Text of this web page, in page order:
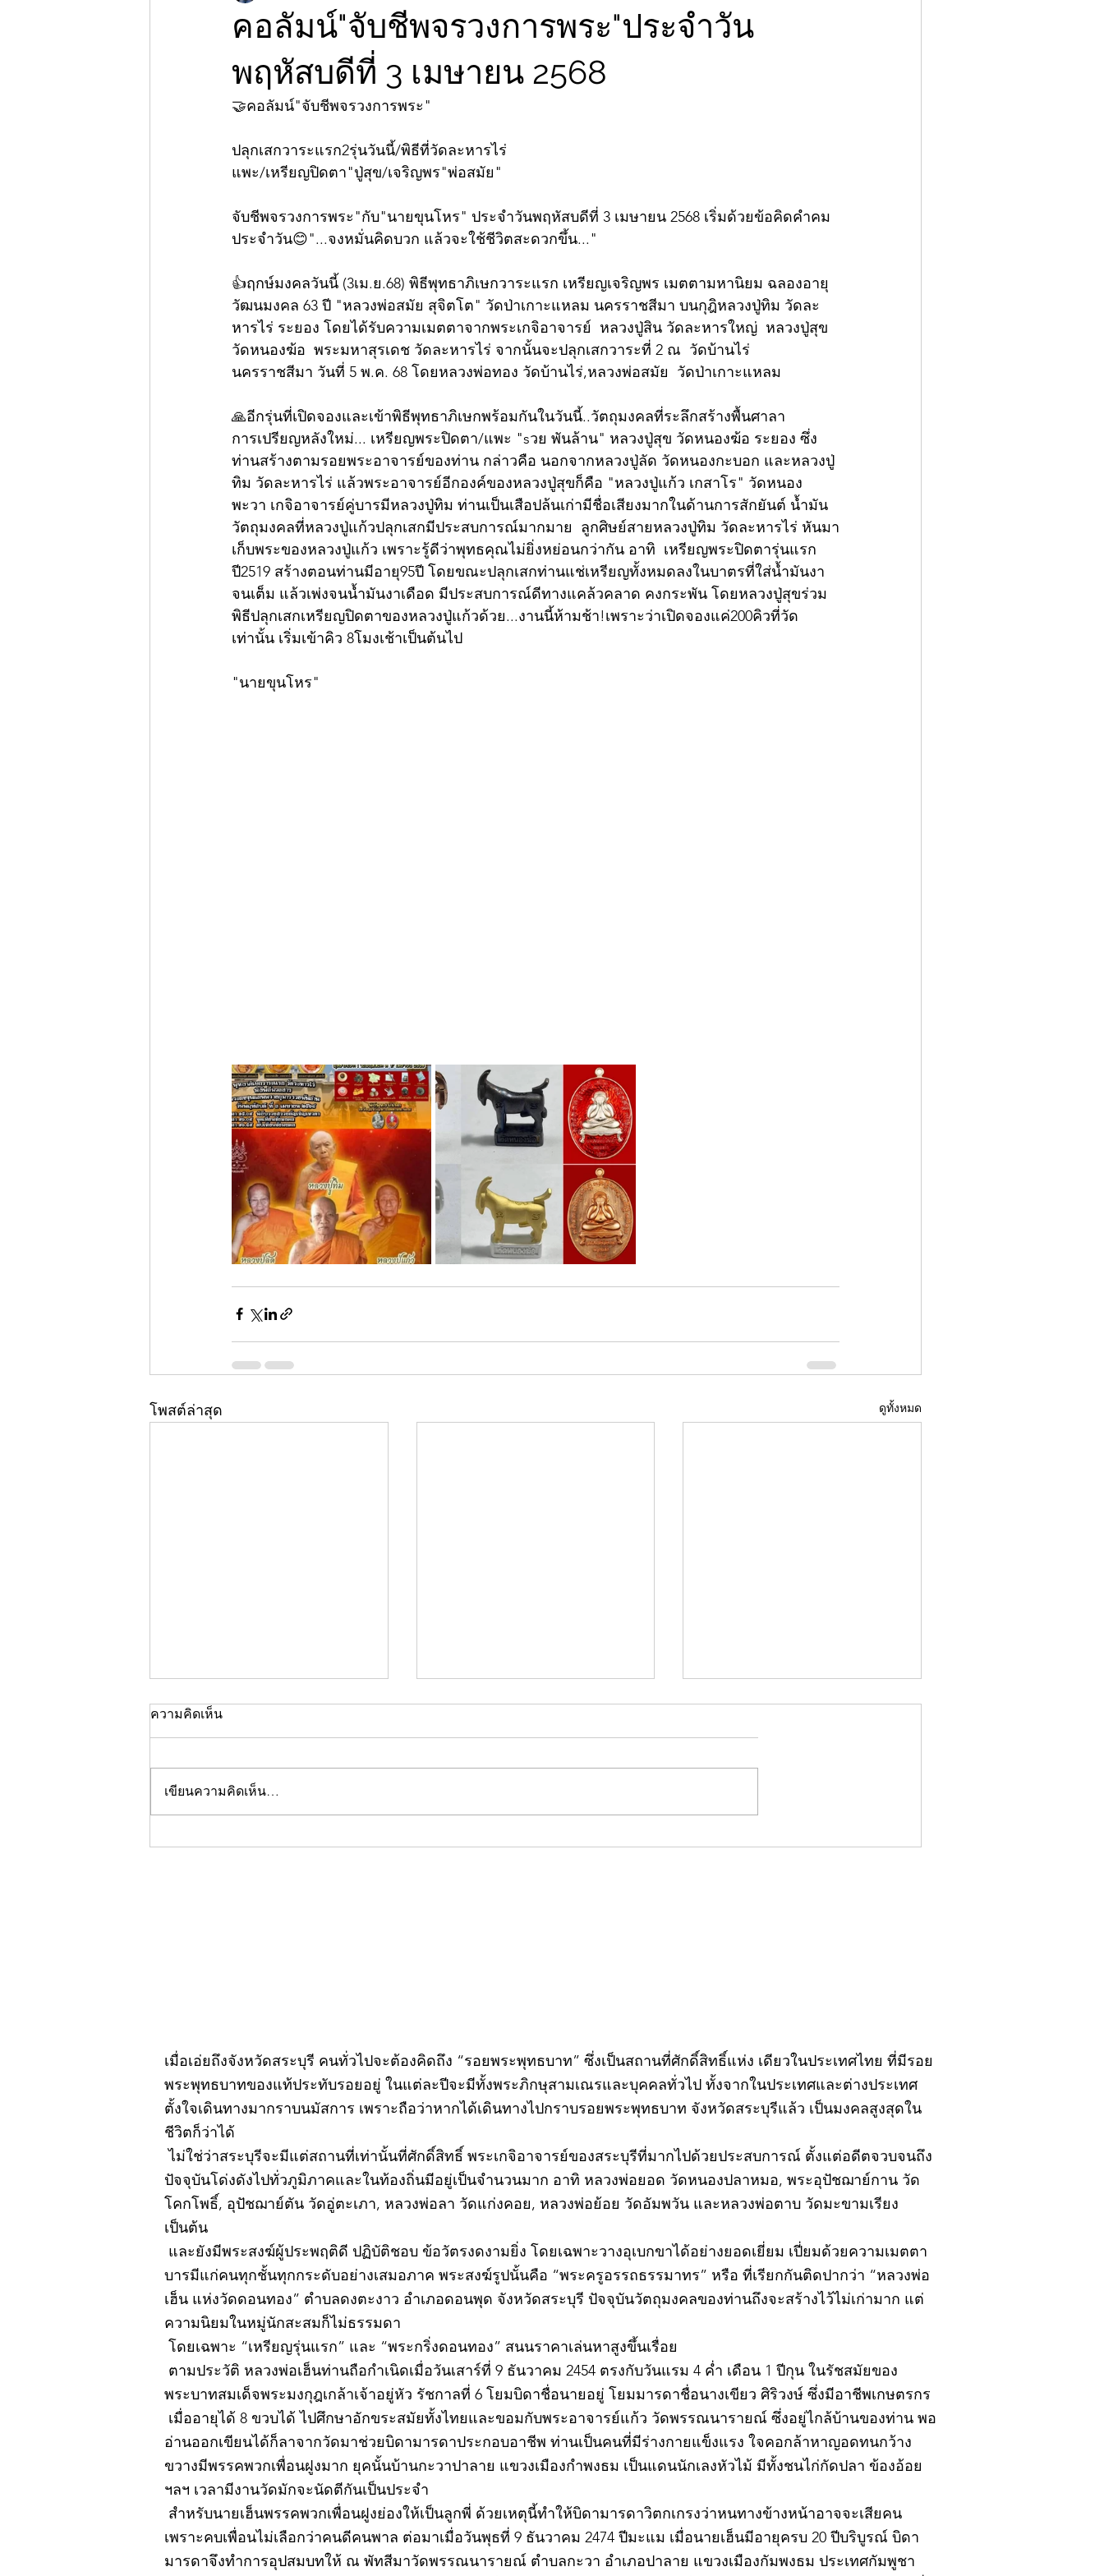
คอลัมน์"จับชีพจรวงการพระ"ประจำวัน
พฤหัสบดีที่ 3 เมษายน 2568
🤝คอลัมน์"จับชีพจรวงการพระ"
ปลุกเสกวาระแรก2รุ่นวันนี้/พิธีที่วัดละหารไร่
แพะ/เหรียญปิดตา"ปู่สุข/เจริญพร"พ่อสมัย"
จับชีพจรวงการพระ"กับ"นายขุนโหร" ประจำวันพฤหัสบดีที่ 3 เมษายน 2568 เริ่มด้วยข้อคิดคำคม
ประจำวัน😊"...จงหมั่นคิดบวก แล้วจะใช้ชีวิตสะดวกขึ้น..."
👍ฤกษ์มงคลวันนี้ (3เม.ย.68) พิธีพุทธาภิเษกวาระแรก เหรียญเจริญพร เมตตามหานิยม ฉลองอายุ
วัฒนมงคล 63 ปี "หลวงพ่อสมัย สุจิตโต" วัดป่าเกาะแหลม นครราชสีมา บนกุฎิหลวงปู่ทิม วัดละ
หารไร่ ระยอง โดยได้รับความเมตตาจากพระเกจิอาจารย์  หลวงปู่สิน วัดละหารใหญ่  หลวงปู่สุข
วัดหนองฆ้อ  พระมหาสุรเดช วัดละหารไร่ จากนั้นจะปลุกเสกวาระที่ 2 ณ  วัดบ้านไร่
นครราชสีมา วันที่ 5 พ.ค. 68 โดยหลวงพ่อทอง วัดบ้านไร่,หลวงพ่อสมัย  วัดป่าเกาะแหลม
🙏อีกรุ่นที่เปิดจองและเข้าพิธีพุทธาภิเษกพร้อมกันในวันนี้..วัตถุมงคลที่ระลึกสร้างพื้นศาลา
การเปรียญหลังใหม่... เหรียญพระปิดตา/แพะ "sวย พันล้าน" หลวงปู่สุข วัดหนองฆ้อ ระยอง ซึ่ง
ท่านสร้างตามรอยพระอาจารย์ของท่าน กล่าวคือ นอกจากหลวงปู่ลัด วัดหนองกะบอก และหลวงปู่
ทิม วัดละหารไร่ แล้วพระอาจารย์อีกองค์ของหลวงปู่สุขก็คือ "หลวงปู่แก้ว เกสาโร" วัดหนอง
พะวา เกจิอาจารย์คู่บารมีหลวงปู่ทิม ท่านเป็นเสือปล้นเก่ามีชื่อเสียงมากในด้านการสักยันต์ น้ำมัน
วัตถุมงคลที่หลวงปู่แก้วปลุกเสกมีประสบการณ์มากมาย  ลูกศิษย์สายหลวงปู่ทิม วัดละหารไร่ หันมา
เก็บพระของหลวงปู่แก้ว เพราะรู้ดีว่าพุทธคุณไม่ยิ่งหย่อนกว่ากัน อาทิ  เหรียญพระปิดตารุ่นแรก
ปี2519 สร้างตอนท่านมีอายุ95ปี โดยขณะปลุกเสกท่านแช่เหรียญทั้งหมดลงในบาตรที่ใส่น้ำมันงา
จนเต็ม แล้วเพ่งจนน้ำมันงาเดือด มีประสบการณ์ดีทางแคล้วคลาด คงกระพัน โดยหลวงปู่สุขร่วม
พิธีปลุกเสกเหรียญปิดตาของหลวงปู่แก้วด้วย...งานนี้ห้ามช้า!เพราะว่าเปิดจองแค่200คิวที่วัด
เท่านั้น เริ่มเข้าคิว 8โมงเช้าเป็นต้นไป
"นายขุนโหร"
โพสต์ล่าสุด ดูทั้งหมด
คอลัมน์"จับชีพจรวงการ
คอลัมน์"จับชีพจรวงการ
คอลัมน์"จับชีพจรวงการ
ความคิดเห็น
เขียนความคิดเห็น…
เมื่อเอ่ยถึงจังหวัดสระบุรี คนทั่วไปจะต้องคิดถึง “รอยพระพุทธบาท” ซึ่งเป็นสถานที่ศักดิ์สิทธิ์แห่ง เดียวในประเทศไทย ที่มีรอย
พระพุทธบาทของแท้ประทับรอยอยู่ ในแต่ละปีจะมีทั้งพระภิกษุสามเณรและบุคคลทั่วไป ทั้งจากในประเทศและต่างประเทศ
ตั้งใจเดินทางมากราบนมัสการ เพราะถือว่าหากได้เดินทางไปกราบรอยพระพุทธบาท จังหวัดสระบุรีแล้ว เป็นมงคลสูงสุดใน
ชีวิตก็ว่าได้
ไม่ใช่ว่าสระบุรีจะมีแต่สถานที่เท่านั้นที่ศักดิ์สิทธิ์ พระเกจิอาจารย์ของสระบุรีที่มากไปด้วยประสบการณ์ ตั้งแต่อดีตจวบจนถึง
ปัจจุบันโด่งดังไปทั่วภูมิภาคและในท้องถิ่นมีอยู่เป็นจำนวนมาก อาทิ หลวงพ่อยอด วัดหนองปลาหมอ, พระอุปัชฌาย์กาน วัด
โคกโพธิ์, อุปัชฌาย์ตัน วัดอู่ตะเภา, หลวงพ่อลา วัดแก่งคอย, หลวงพ่อย้อย วัดอัมพวัน และหลวงพ่อตาบ วัดมะขามเรียง
เป็นต้น
และยังมีพระสงฆ์ผู้ประพฤติดี ปฏิบัติชอบ ข้อวัตรงดงามยิ่ง โดยเฉพาะวางอุเบกขาได้อย่างยอดเยี่ยม เปี่ยมด้วยความเมตตา
บารมีแก่คนทุกชั้นทุกกระดับอย่างเสมอภาค พระสงฆ์รูปนั้นคือ “พระครูอรรถธรรมาทร” หรือ ที่เรียกกันติดปากว่า “หลวงพ่อ
เฮ็น แห่งวัดดอนทอง” ตำบลดงตะงาว อำเภอดอนพุด จังหวัดสระบุรี ปัจจุบันวัตถุมงคลของท่านถึงจะสร้างไว้ไม่เก่ามาก แต่
ความนิยมในหมู่นักสะสมก็ไม่ธรรมดา
โดยเฉพาะ “เหรียญรุ่นแรก” และ “พระกริ่งดอนทอง” สนนราคาเล่นหาสูงขึ้นเรื่อย
ตามประวัติ หลวงพ่อเฮ็นท่านถือกำเนิดเมื่อวันเสาร์ที่ 9 ธันวาคม 2454 ตรงกับวันแรม 4 ค่ำ เดือน 1 ปีกุน ในรัชสมัยของ
พระบาทสมเด็จพระมงกุฎเกล้าเจ้าอยู่หัว รัชกาลที่ 6 โยมบิดาชื่อนายอยู่ โยมมารดาชื่อนางเขียว ศิริวงษ์ ซึ่งมีอาชีพเกษตรกร
เมื่ออายุได้ 8 ขวบได้ ไปศึกษาอักขระสมัยทั้งไทยและขอมกับพระอาจารย์แก้ว วัดพรรณนารายณ์ ซึ่งอยู่ไกล้บ้านของท่าน พอ
อ่านออกเขียนได้ก็ลาจากวัดมาช่วยบิดามารดาประกอบอาชีพ ท่านเป็นคนที่มีร่างกายแข็งแรง ใจคอกล้าหาญอดทนกว้าง
ขวางมีพรรคพวกเพื่อนฝูงมาก ยุคนั้นบ้านกะวาปาลาย แขวงเมืองกำพงธม เป็นแดนนักเลงหัวไม้ มีทั้งชนไก่กัดปลา ข้องอ้อย
ฯลฯ เวลามีงานวัดมักจะนัดตีกันเป็นประจำ
สำหรับนายเฮ็นพรรคพวกเพื่อนฝูงย่องให้เป็นลูกพี่ ด้วยเหตุนี้ทำให้บิดามารดาวิตกเกรงว่าหนทางข้างหน้าอาจจะเสียคน
เพราะคบเพื่อนไม่เลือกว่าคนดีคนพาล ต่อมาเมื่อวันพุธที่ 9 ธันวาคม 2474 ปีมะแม เมื่อนายเฮ็นมีอายุครบ 20 ปีบริบูรณ์ บิดา
มารดาจึงทำการอุปสมบทให้ ณ พัทสีมาวัดพรรณนารายณ์ ตำบลกะวา อำเภอปาลาย แขวงเมืองกัมพงธม ประเทศกัมพูชา